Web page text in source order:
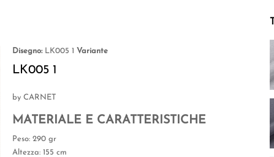
Disegno: LK005 1 Variante
LK005 1
by CARNET
MATERIALE E CARATTERISTICHE
Peso: 290 gr
Altezza: 155 cm